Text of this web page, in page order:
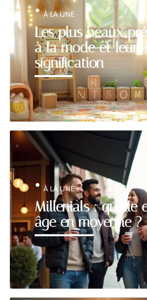
Les plus beaux
à la mode et leur
signification
À LA UNE
Millenials : quelle
âge en moyenne ?
À LA UNE